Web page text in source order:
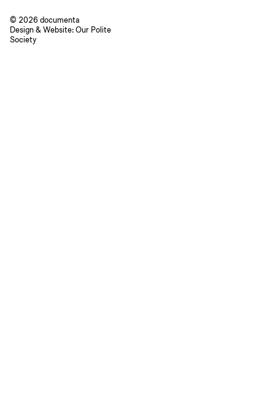
© 2026 documenta
Design & Website:Our Polite
Society